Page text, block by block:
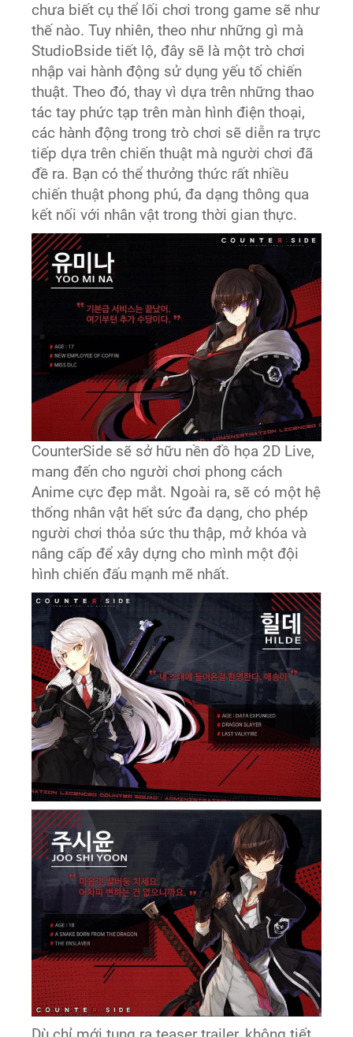
chưa biết cụ thể lối chơi trong game sẽ như
thế nào. Tuy nhiên, theo như những gì mà
StudioBside tiết lộ, đây sẽ là một trò chơi
nhập vai hành động sử dụng yếu tố chiến
thuật. Theo đó, thay vì dựa trên những thao
tác tay phức tạp trên màn hình điện thoại,
các hành động trong trò chơi sẽ diễn ra trực
tiếp dựa trên chiến thuật mà người chơi đã
đề ra. Bạn có thể thưởng thức rất nhiều
chiến thuật phong phú, đa dạng thông qua
kết nối với nhân vật trong thời gian thực.
CounterSide sẽ sở hữu nền đồ họa 2D Live,
mang đến cho người chơi phong cách
Anime cực đẹp mắt. Ngoài ra, sẽ có một hệ
thống nhân vật hết sức đa dạng, cho phép
người chơi thỏa sức thu thập, mở khóa và
nâng cấp để xây dựng cho mình một đội
hình chiến đấu mạnh mẽ nhất.